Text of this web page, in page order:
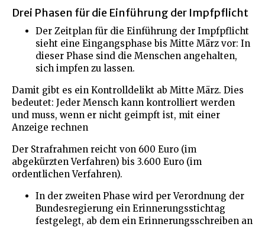
Drei Phasen für die Einführung der Impfpflicht
Der Zeitplan für die Einführung der Impfpflicht
sieht eine Eingangsphase bis Mitte März vor: In
dieser Phase sind die Menschen angehalten,
sich impfen zu lassen.
Damit gibt es ein Kontrolldelikt ab Mitte März. Dies
bedeutet: Jeder Mensch kann kontrolliert werden
und muss, wenn er nicht geimpft ist, mit einer
Anzeige rechnen
Der Strafrahmen reicht von 600 Euro (im
abgekürzten Verfahren) bis 3.600 Euro (im
ordentlichen Verfahren).
In der zweiten Phase wird per Verordnung der
Bundesregierung ein Erinnerungsstichtag
festgelegt, ab dem ein Erinnerungsschreiben an